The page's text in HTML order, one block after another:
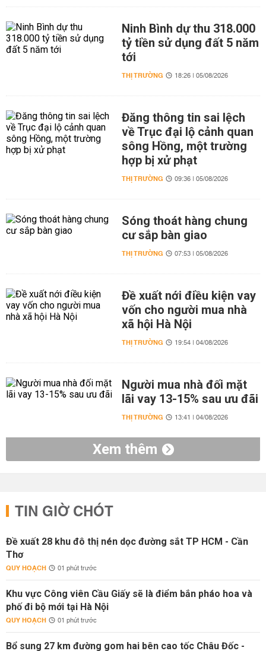
Ninh Bình dự thu 318.000
tỷ tiền sử dụng đất 5 năm
tới
THỊ TRƯỜNG 18:26 | 05/08/2026
Đăng thông tin sai lệch
về Trục đại lộ cảnh quan
sông Hồng, một trường
hợp bị xử phạt
THỊ TRƯỜNG 09:36 | 05/08/2026
Sóng thoát hàng chung
cư sắp bàn giao
THỊ TRƯỜNG 07:53 | 05/08/2026
Đề xuất nới điều kiện vay
vốn cho người mua nhà
xã hội Hà Nội
THỊ TRƯỜNG 19:54 | 04/08/2026
Người mua nhà đối mặt
lãi vay 13-15% sau ưu đãi
THỊ TRƯỜNG 13:41 | 04/08/2026
Xem thêm
TIN GIỜ CHÓT
Đề xuất 28 khu đô thị nén dọc đường sắt TP HCM - Cần
Thơ
QUY HOẠCH 01 phút trước
Khu vực Công viên Cầu Giấy sẽ là điểm bắn pháo hoa và
phố đi bộ mới tại Hà Nội
QUY HOẠCH 01 phút trước
Bổ sung 27 km đường gom hai bên cao tốc Châu Đốc -